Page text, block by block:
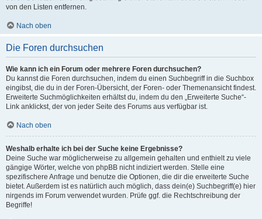
von den Listen entfernen.
Nach oben
Die Foren durchsuchen
Wie kann ich ein Forum oder mehrere Foren durchsuchen?
Du kannst die Foren durchsuchen, indem du einen Suchbegriff in die Suchbox
eingibst, die du in der Foren-Übersicht, der Foren- oder Themenansicht findest.
Erweiterte Suchmöglichkeiten erhältst du, indem du den „Erweiterte Suche“-
Link anklickst, der von jeder Seite des Forums aus verfügbar ist.
Nach oben
Weshalb erhalte ich bei der Suche keine Ergebnisse?
Deine Suche war möglicherweise zu allgemein gehalten und enthielt zu viele
gängige Wörter, welche von phpBB nicht indiziert werden. Stelle eine
spezifischere Anfrage und benutze die Optionen, die dir die erweiterte Suche
bietet. Außerdem ist es natürlich auch möglich, dass dein(e) Suchbegriff(e) hier
nirgends im Forum verwendet wurden. Prüfe ggf. die Rechtschreibung der
Begriffe!